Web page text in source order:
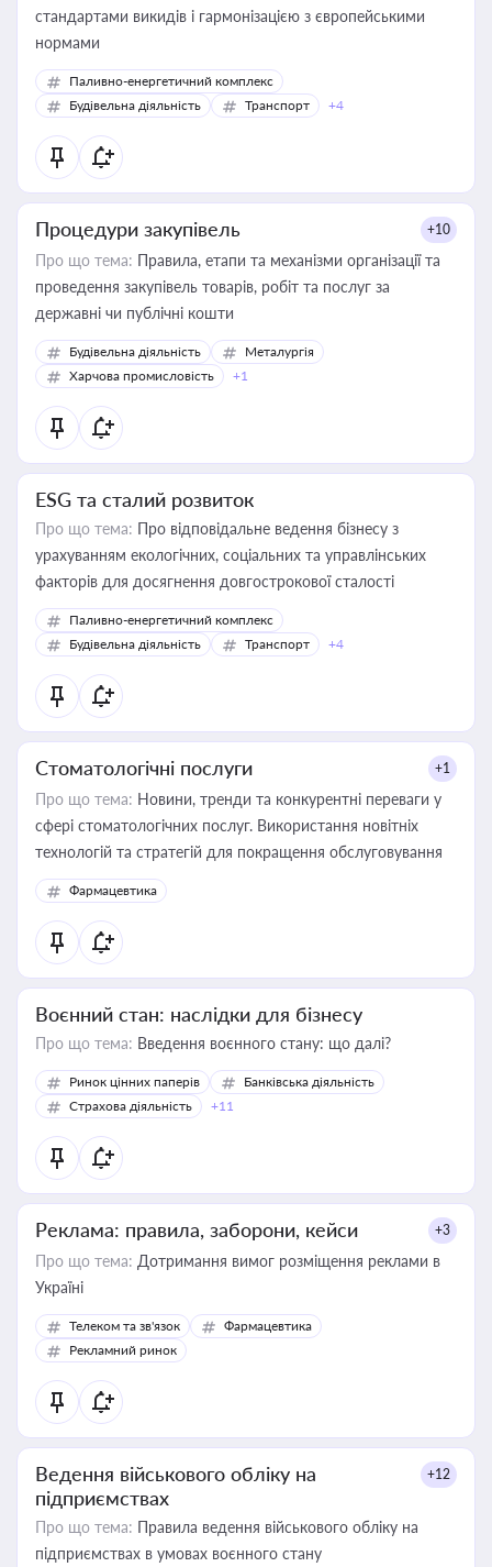
стандартами викидів і гармонізацією з європейськими
нормами
Паливно-енергетичний комплекс
Будівельна діяльність
Транспорт +4
Процедури закупівель +10
Про що тема: Правила, етапи та механізми організації та
проведення закупівель товарів, робіт та послуг за
державні чи публічні кошти
Будівельна діяльність
Металургія
Харчова промисловість
+1
ESG та сталий розвиток
Про що тема: Про відповідальне ведення бізнесу з
урахуванням екологічних, соціальних та управлінських
факторів для досягнення довгострокової сталості
Паливно-енергетичний комплекс
Будівельна діяльність
Транспорт +4
Стоматологічні послуги +1
Про що тема: Новини, тренди та конкурентні переваги у
сфері стоматологічних послуг. Використання новітніх
технологій та стратегій для покращення обслуговування
Фармацевтика
Воєнний стан: наслідки для бізнесу
Про що тема: Введення воєнного стану: що далі?
Ринок цінних паперів
Банківська діяльність
Страхова діяльність
+11
Реклама: правила, заборони, кейси +3
Про що тема: Дотримання вимог розміщення реклами в
Україні
Телеком та зв'язок
Фармацевтика
Рекламний ринок
Ведення військового обліку на
підприємствах
+12
Про що тема: Правила ведення військового обліку на
підприємствах в умовах воєнного стану